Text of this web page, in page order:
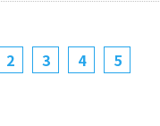
2 3 4 5